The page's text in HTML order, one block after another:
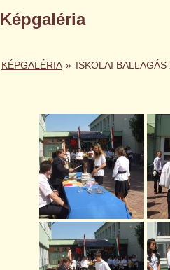
Képgaléria
KÉPGALÉRIA » ISKOLAI BALLAGÁS